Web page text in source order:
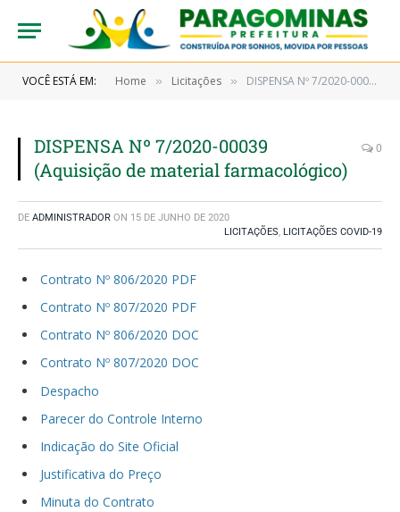
VOCÊ ESTÁ EM: Home » Licitações » DISPENSA Nº 7/2020-00039 (Aquisição de material farmacológico)
DISPENSA Nº 7/2020-00039
(Aquisição de material farmacológico)
0
DE ADMINISTRADOR ON 15 DE JUNHO DE 2020
LICITAÇÕES, LICITAÇÕES COVID-19
Contrato Nº 806/2020 PDF
Contrato Nº 807/2020 PDF
Contrato Nº 806/2020 DOC
Contrato Nº 807/2020 DOC
Despacho
Parecer do Controle Interno
Indicação do Site Oficial
Justificativa do Preço
Minuta do Contrato